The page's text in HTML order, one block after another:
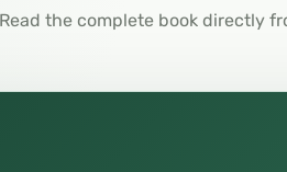
the complete book directly